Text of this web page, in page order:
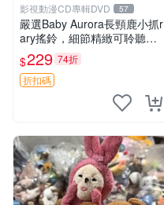
影視動漫CD專輯DVD 57
嚴選Baby Aurora長頸鹿小抓r
ary搖鈴，細節精緻可聆聽清
脆鈴音 軟萌可愛 定制紀念 金
屬搖鈴 新手媽咪推薦 長頸鹿
抓rary 搖鈴
$229 74折
折扣碼